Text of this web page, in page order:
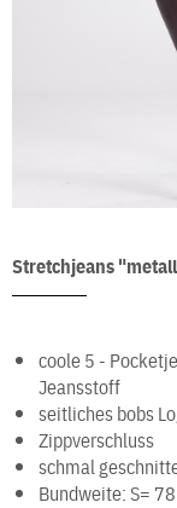
Stretchjeans
coole 5 -
Jeansstoff
seitliches bobs
Zippverschluss
schmal
Bundweite: S=